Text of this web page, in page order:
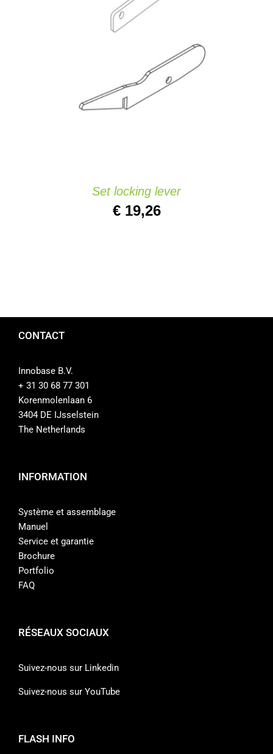
/
Set locking lever
€19,26
CONTACT
Innobase B.V.
+ 31 30 68 77 301
Korenmolenlaan 6
3404 DE IJsselstein
The Netherlands
INFORMATION
Système et assemblage
Manuel
Service et garantie
Brochure
Portfolio
FAQ
RÉSEAUX SOCIAUX
Suivez-nous sur Linkedin
Suivez-nous sur YouTube
FLASH INFO